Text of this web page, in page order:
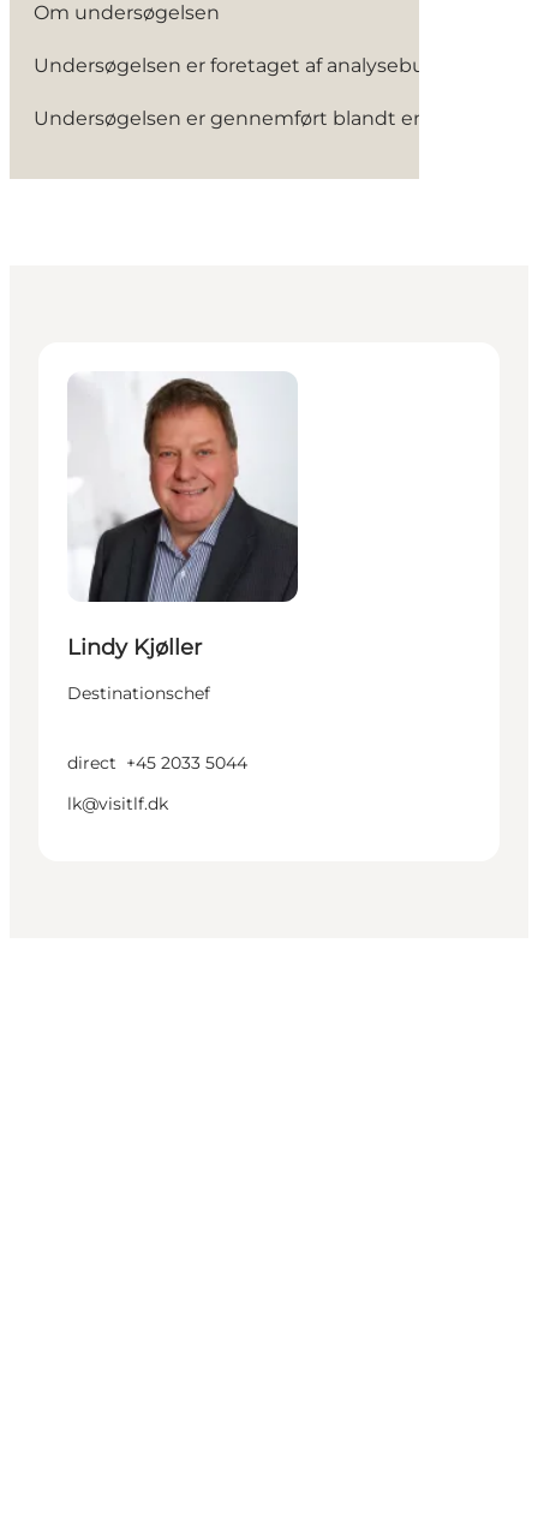
Om undersøgelsen
Undersøgelsen er foretaget af analysebureauet
Undersøgelsen er gennemført blandt en stikprøve
Lindy Kjøller
Destinationschef
direct +45 2033 5044
lk@visitlf.dk